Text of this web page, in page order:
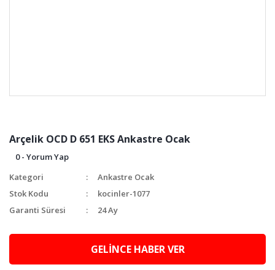
Arçelik OCD D 651 EKS Ankastre Ocak
0 - Yorum Yap
Kategori
Ankastre Ocak
Stok Kodu
kocinler-1077
Garanti Süresi
24 Ay
GELİNCE HABER VER